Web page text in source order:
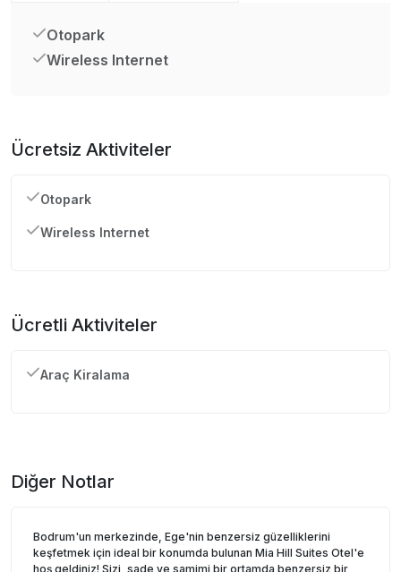
Otopark
Wireless Internet
Ücretsiz Aktiviteler
Otopark
Wireless Internet
Ücretli Aktiviteler
Araç Kiralama
Diğer Notlar
Bodrum'un merkezinde, Ege'nin benzersiz güzelliklerini
keşfetmek için ideal bir konumda bulunan Mia Hill Suites Otel'e
hoş geldiniz! Sizi, sade ve samimi bir ortamda benzersiz bir